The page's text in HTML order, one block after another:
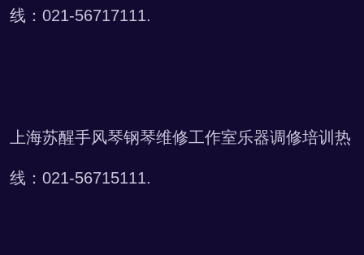
线：021-56717111.
上海苏醒手风琴钢琴维修工作室乐器调修培训热
线：021-56715111.